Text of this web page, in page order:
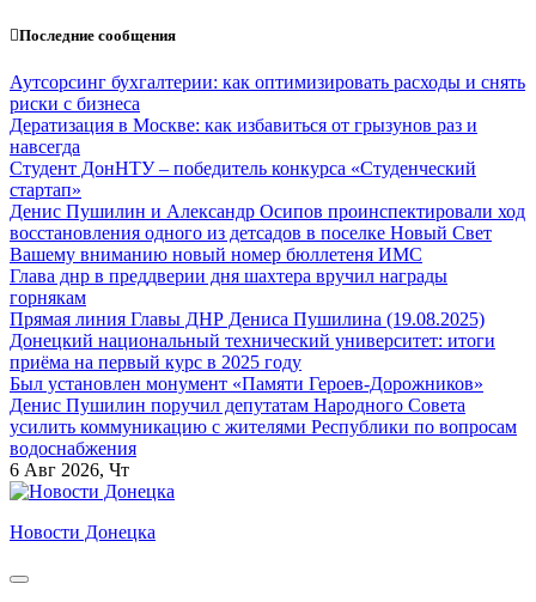
Перейти
содержанию
Последние сообщения
Аутсорсинг бухгалтерии: как оптимизировать расходы и снять
риски с бизнеса
Дератизация в Москве: как избавиться от грызунов раз и
навсегда
Студент ДонНТУ – победитель конкурса «Студенческий
стартап»
Денис Пушилин и Александр Осипов проинспектировали ход
восстановления одного из детсадов в поселке Новый Свет
Вашему вниманию новый номер бюллетеня ИМС
Глава днр в преддверии дня шахтера вручил награды
горнякам
Прямая линия Главы ДНР Дениса Пушилина (19.08.2025)
Донецкий национальный технический университет: итоги
приёма на первый курс в 2025 году
Был установлен монумент «Памяти Героев-Дорожников»
Денис Пушилин поручил депутатам Народного Совета
усилить коммуникацию с жителями Республики по вопросам
водоснабжения
6 Авг 2026, Чт
Новости Донецка